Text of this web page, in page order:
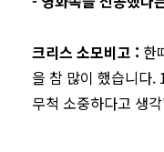
크리스 소모비고 : 한
을 참 많이 했습니다.
무척 소중하다고 생